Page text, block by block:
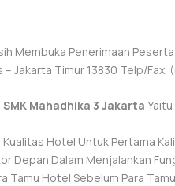
Membuka Penerimaan
Jakarta Timur 13830 Telp/Fax.
SMK Mahadhika 3 Jakarta
Hotel Untuk Pertama
Depan Dalam Menjalankan
Tamu Hotel Sebelum Para